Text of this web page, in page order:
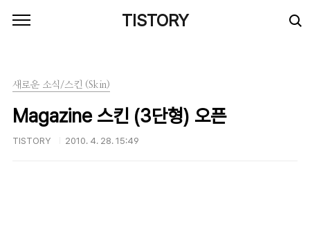
TISTORY
새로운 소식/스킨 (Skin)
Magazine 스킨 (3단형) 오픈
TISTORY 2010. 4. 28. 15:49